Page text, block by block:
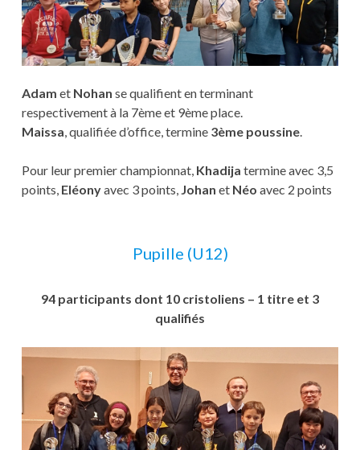
Adam et Nohan se qualifient en terminant
respectivement à la 7ème et 9ème place.
Maissa, qualifiée d’office, termine 3ème poussine.
Pour leur premier championnat, Khadija termine avec 3,5
points, Eléonyavec 3 points, Johan et Néo avec 2 points
Pupille (U12)
94 participants dont 10 cristoliens – 1 titre et 3
qualifiés